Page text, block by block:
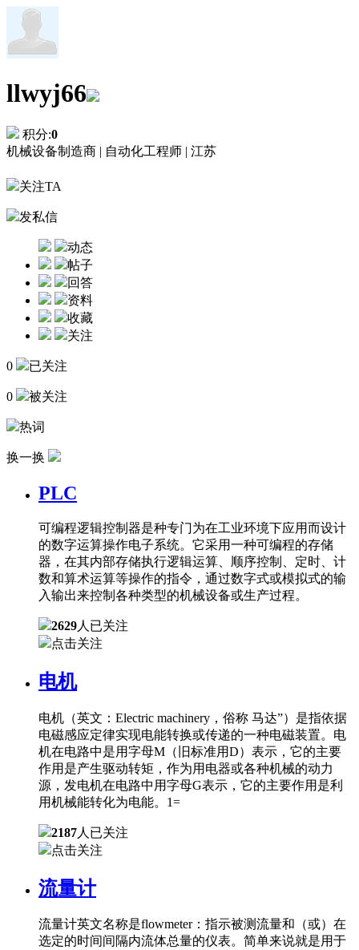
llwyj66
积分:0
机械设备制造商 | 自动化工程师 | 江苏
关注TA
发私信
动态
帖子
回答
资料
收藏
关注
0 已关注
0 被关注
热词
换一换
PLC
可编程逻辑控制器是种专门为在工业环境下应用而设计
的数字运算操作电子系统。它采用一种可编程的存储
器，在其内部存储执行逻辑运算、顺序控制、定时、计
数和算术运算等操作的指令，通过数字式或模拟式的输
入输出来控制各种类型的机械设备或生产过程。
2629人已关注
点击关注
电机
电机（英文：Electric machinery，俗称 马达”）是指依据
电磁感应定律实现电能转换或传递的一种电磁装置。电
机在电路中是用字母M（旧标准用D）表示，它的主要
作用是产生驱动转矩，作为用电器或各种机械的动力
源，发电机在电路中用字母G表示，它的主要作用是利
用机械能转化为电能。1=
2187人已关注
点击关注
流量计
流量计英文名称是flowmeter：指示被测流量和（或）在
选定的时间间隔内流体总量的仪表。简单来说就是用于